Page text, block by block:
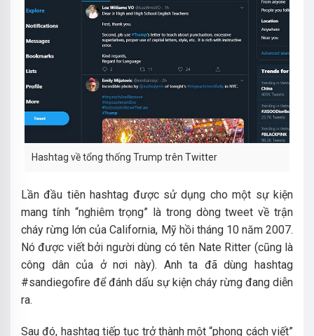
Hashtag về tổng thống Trump trên Twitter
Lần đầu tiên hashtag được sử dụng cho một sự kiện
mang tính “nghiêm trọng” là trong dòng tweet về trận
cháy rừng lớn của California, Mỹ hồi tháng 10 năm 2007.
Nó được viết bởi người dùng có tên Nate Ritter (cũng là
công dân của ở nơi này). Anh ta đã dùng hashtag
#sandiegofire để đánh dấu sự kiện cháy rừng đang diễn
ra.
Sau đó, hashtag tiếp tục trở thành một “phong cách viết”